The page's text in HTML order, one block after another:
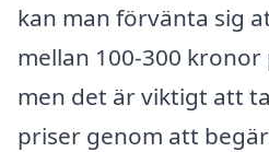
kan man förvänta sig
mellan 100-300
men det är viktigt att
priser genom att